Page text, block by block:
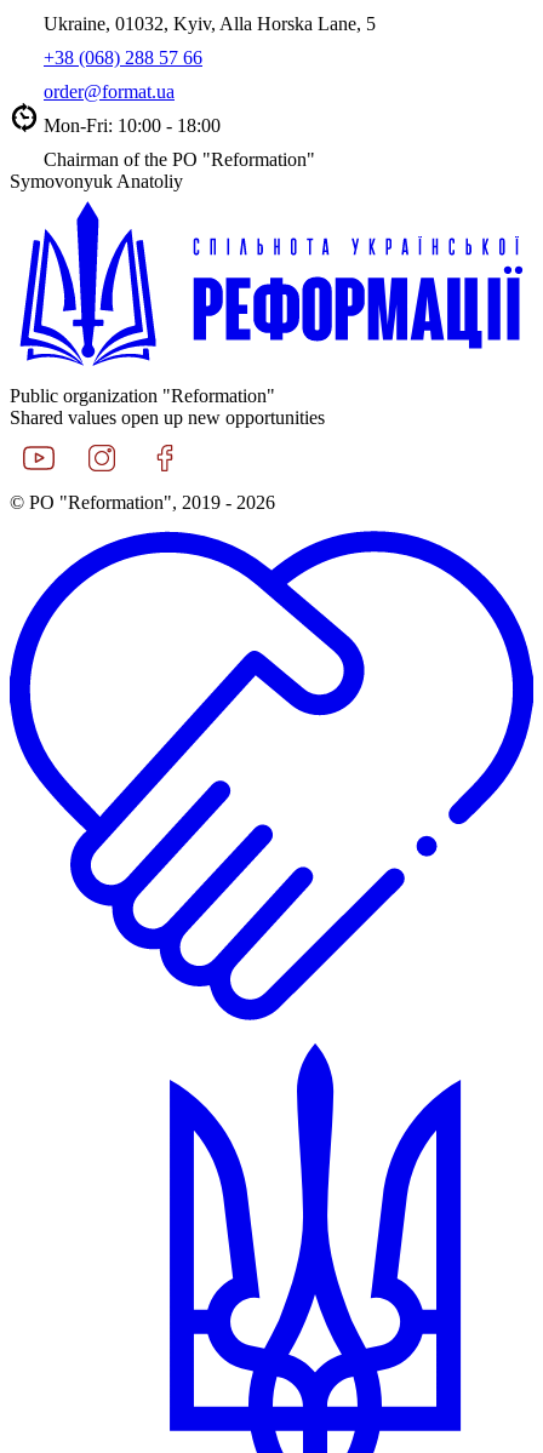
Ukraine, 01032, Kyiv, Alla Horska Lane, 5
+38 (068) 288 57 66
order@format.ua
Mon-Fri: 10:00 - 18:00
Chairman of the PO "Reformation"
Symovonyuk Anatoliy
Public organization "Reformation"
Shared values open up new opportunities
© PO "Reformation", 2019 - 2026